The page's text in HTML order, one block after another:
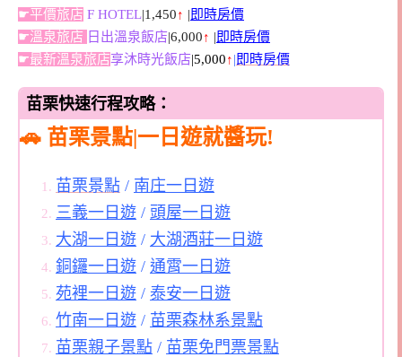
☛平價旅店 F HOTEL|1,450↑ |即時房價
☛溫泉旅店 日出溫泉飯店|6,000↑ |即時房價
☛最新溫泉旅店享沐時光飯店|5,000↑|即時房價
苗栗快速行程攻略：
🚗 苗栗景點|一日遊就醬玩!
苗栗景點 / 南庄一日遊
三義一日遊 / 頭屋一日遊
大湖一日遊 / 大湖酒莊一日遊
銅鑼一日遊 / 通霄一日遊
苑裡一日遊 / 泰安一日遊
竹南一日遊 / 苗栗森林系景點
苗栗親子景點 / 苗栗免門票景點